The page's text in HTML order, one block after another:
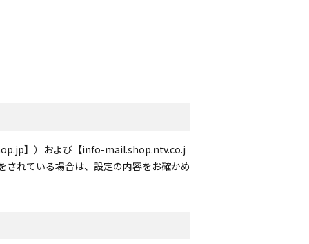
】）および【info-mail.shop.ntv.co.j
されている場合は、設定の内容をお確かめ